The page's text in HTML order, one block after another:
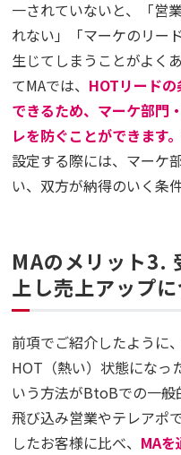
一されていないと、「営
れない」「マーケのリー
生じてしまうことがよく
てMAでは、 HOTリード
できるため、マーケ部門
レを防ぐことができます。
設定する際には、マーケ
い、双方が納得のいく条
MAのメリット3.
上し売上アップ
前項でご紹介したように
HOT（熱い）状態になっ
いう方法がBtoBでの一般
飛び込み営業やテレアポ
したお客様に比べ、 MA